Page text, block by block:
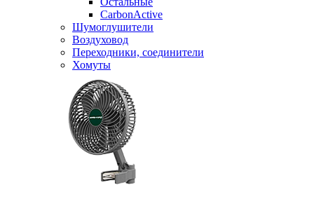
CarbonActive
Шумоглушители
Воздуховод
Переходники, соединители
Хомуты